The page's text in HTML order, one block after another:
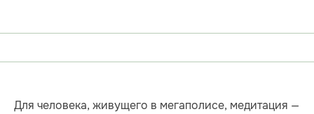
Для человека, живущего в мегаполисе, медитация —